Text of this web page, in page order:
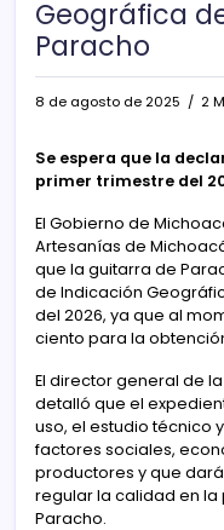
Geográfica
Paracho
8 de agosto de 2025 2
Se espera que la
primer trimestre del
El Gobierno de
Artesanías de
que la guitarra de
de Indicación
del 2026, ya que al
ciento para la
El director general de
detalló que el
uso, el estudio técnico
factores sociales,
productores y que
regular la calidad en
Paracho.